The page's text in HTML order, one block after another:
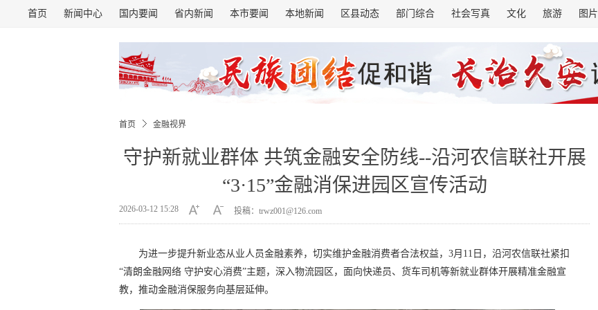
首页 新闻中心 国内要闻 省内新闻 本市要闻 本地新闻 区县动态 部门综合 社会写真 文化 旅游 图片
首页 金融视界
守护新就业群体 共筑金融安全防线--沿河农信联社开展
“3·15”金融消保进园区宣传活动
2026-03-12 15:28 投稿：trwz001@126.com
为进一步提升新业态从业人员金融素养，切实维护金融消费者合法权益，3月11日，沿河农信联社紧扣
“清朗金融网络 守护安心消费”主题，深入物流园区，面向快递员、货车司机等新就业群体开展精准金融宣
教，推动金融消保服务向基层延伸。